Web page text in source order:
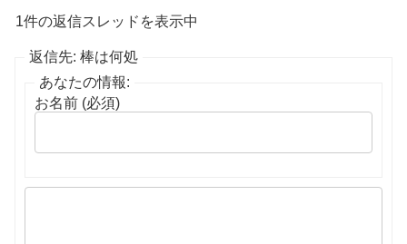
1件の返信スレッドを表示中
返信先: 棒は何処
あなたの情報:
お名前 (必須)